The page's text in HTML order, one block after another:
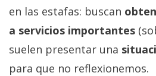
en las estafas: buscan
a servicios importantes
suelen presentar una
para que no reflexionemos.